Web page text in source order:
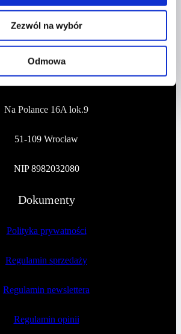
Zezwól na wybór
Odmowa
KONTA DO WPŁAT:
Adres
SZPILKA
Na Polance 16A lok.9
51-109 Wrocław
NIP 8982032080
Dokumenty
Polityka prywatności
Regulamin sprzedaży
Regulamin newslettera
Regulamin opinii